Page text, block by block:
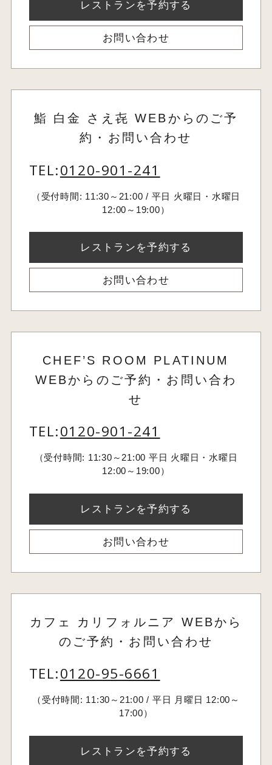
レストランを予約する
お問い合わせ
鮨 白金 さえ㐂 WEBからのご予
約・お問い合わせ
TEL:0120-901-241
（受付時間: 11:30～21:00 / 平日 火曜日・水曜日
12:00～19:00）
レストランを予約する
お問い合わせ
CHEF’S ROOM PLATINUM
WEBからのご予約・お問い合わ
せ
TEL:0120-901-241
（受付時間: 11:30～21:00 平日 火曜日・水曜日
12:00～19:00）
レストランを予約する
お問い合わせ
カフェ カリフォルニア WEBから
のご予約・お問い合わせ
TEL:0120-95-6661
（受付時間: 11:30～21:00 / 平日 月曜日 12:00～
17:00）
レストランを予約する